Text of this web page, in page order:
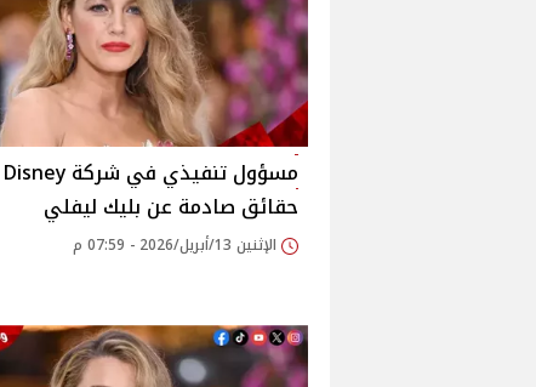
حقائق صادمة عن بليك ليفلي
الإثنين 13/أبريل/2026 - 07:59 م